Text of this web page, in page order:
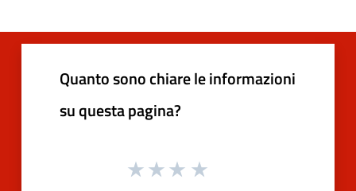
Quanto sono chiare le informazioni
su questa pagina?